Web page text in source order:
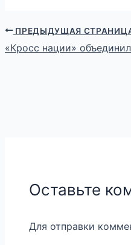
ПРЕДЫДУЩАЯ
«Кросс нации»
Оставьте
Для отправки